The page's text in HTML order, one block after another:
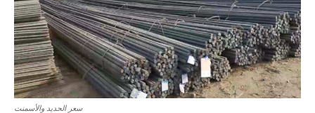
سعر الحديد والأسمنت